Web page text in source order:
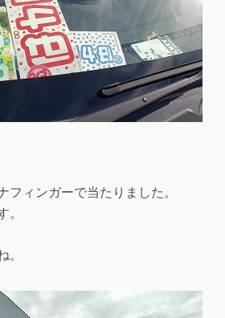
フィンガーで当たりました。
。
。